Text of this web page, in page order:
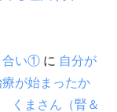
合い① に 自分が
が始まったか
くまさん（腎＆